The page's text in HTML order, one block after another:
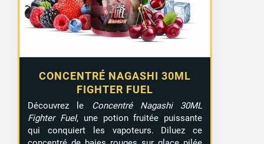
CONCENTRÉ NAGASHI 30ML
FIGHTER FUEL
Découvrez le Concentré Nagashi 30ML
Fighter Fuel, une potion fruitée puissante
qui conquiert les vapoteurs. Diluez ce